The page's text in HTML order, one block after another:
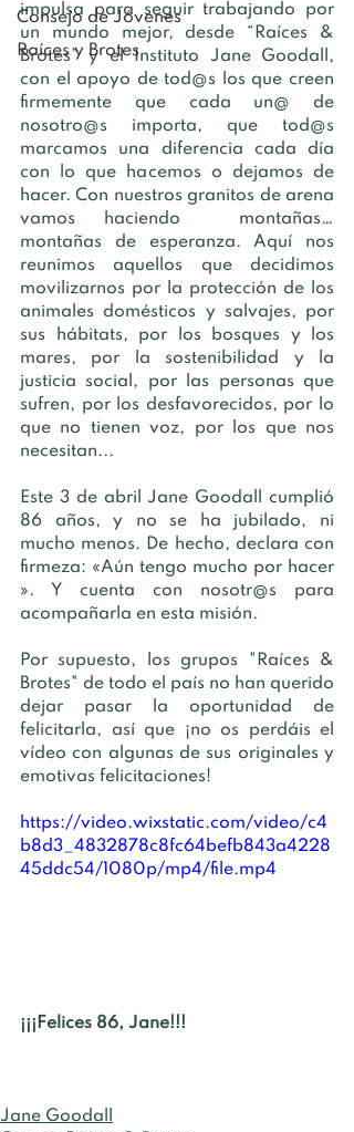
Consejo de Jóvenes
Raíces y Brotes
impulsa para seguir trabajando por
un mundo mejor, desde “Raíces &
Brotes” y el Instituto Jane Goodall,
con el apoyo de tod@s los que creen
firmemente que cada un@ de
nosotro@s importa, que tod@s
marcamos una diferencia cada día
con lo que hacemos o dejamos de
hacer. Con nuestros granitos de arena
vamos haciendo  montañas…
montañas de esperanza. Aquí nos
reunimos aquellos que decidimos
movilizarnos por la protección de los
animales domésticos y salvajes, por
sus hábitats, por los bosques y los
mares, por la sostenibilidad y la
justicia social, por las personas que
sufren, por los desfavorecidos, por lo
que no tienen voz, por los que nos
necesitan...
Este 3 de abril Jane Goodall cumplió
86 años, y no se ha jubilado, ni
mucho menos. De hecho, declara con
firmeza: «Aún tengo mucho por hacer
». Y cuenta con nosotr@s para
acompañarla en esta misión.
Por supuesto, los grupos "Raíces &
Brotes" de todo el país no han querido
dejar pasar la oportunidad de
felicitarla, así que ¡no os perdáis el
vídeo con algunas de sus originales y
emotivas felicitaciones!
https://video.wixstatic.com/video/c4
b8d3_4832878c8fc64befb843a4228
45ddc54/1080p/mp4/file.mp4
¡¡¡Felices 86, Jane!!!
Jane Goodall